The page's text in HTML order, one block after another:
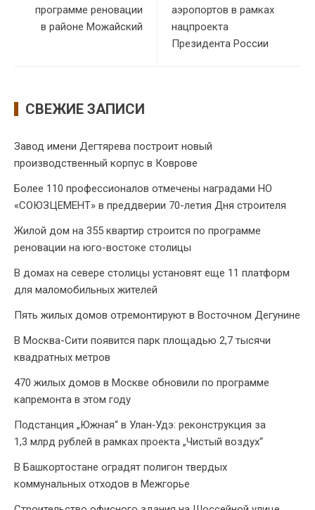
программе реновации
в районе Можайский
аэропортов в рамках
нацпроекта
Президента России
СВЕЖИЕ ЗАПИСИ
Завод имени Дегтярева построит новый
производственный корпус в Коврове
Более 110 профессионалов отмечены наградами НО
«СОЮЗЦЕМЕНТ» в преддверии 70-летия Дня строителя
Жилой дом на 355 квартир строится по программе
реновации на юго-востоке столицы
В домах на севере столицы установят еще 11 платформ
для маломобильных жителей
Пять жилых домов отремонтируют в Восточном Дегунине
В Москва-Сити появится парк площадью 2,7 тысячи
квадратных метров
470 жилых домов в Москве обновили по программе
капремонта в этом году
Подстанция „Южная“ в Улан‑Удэ: реконструкция за
1,3 млрд рублей в рамках проекта „Чистый воздух“
В Башкортостане оградят полигон твердых
коммунальных отходов в Межгорье